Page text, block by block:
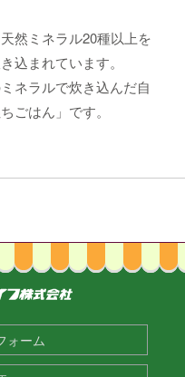
然ミネラル20種以上を
込まれています。
ネラルで炊き込んだ自
ごはん」です。
ォーム